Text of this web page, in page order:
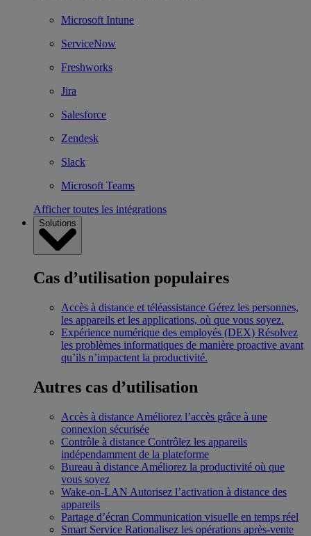
Microsoft Intune
ServiceNow
Freshworks
Jira
Salesforce
Zendesk
Slack
Microsoft Teams
Afficher toutes les intégrations
Solutions
Cas d’utilisation populaires
Accès à distance et téléassistance Gérez les personnes,
les appareils et les applications, où que vous soyez.
Expérience numérique des employés (DEX) Résolvez
les problèmes informatiques de manière proactive avant
qu’ils n’impactent la productivité.
Autres cas d’utilisation
Accès à distance Améliorez l’accès grâce à une
connexion sécurisée
Contrôle à distance Contrôlez les appareils
indépendamment de la plateforme
Bureau à distance Améliorez la productivité où que
vous soyez
Wake-on-LAN Autorisez l’activation à distance des
appareils
Partage d’écran Communication visuelle en temps réel
Smart Service Rationalisez les opérations après-vente